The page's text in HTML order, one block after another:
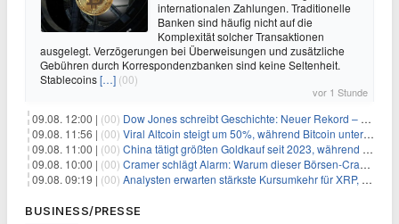
internationalen Zahlungen. Traditionelle
Banken sind häufig nicht auf die
Komplexität solcher Transaktionen
ausgelegt. Verzögerungen bei Überweisungen und zusätzliche
Gebühren durch Korrespondenzbanken sind keine Seltenheit.
Stablecoins[…] (00)
vor 1 Stunde
09.08. 12:00 | (00) Dow Jones schreibt Geschichte: Neuer Rekord – und Amazon knackt die nächste Billionen-Marke
09.08. 11:56 | (00) Viral Altcoin steigt um 50%, während Bitcoin unter $65.000 fällt
09.08. 11:00 | (00) China tätigt größten Goldkauf seit 2023, während Goldpreis um 8% steigt
09.08. 10:00 | (00) Cramer schlägt Alarm: Warum dieser Börsen-Crash die beste Einstiegschance seit Monaten ist
09.08. 09:19 | (00) Analysten erwarten stärkste Kursumkehr für XRP, während Polymarket skeptisch bleibt
BUSINESS/PRESSE